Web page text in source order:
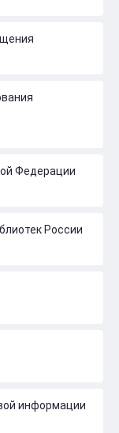
Федерации
России
информации